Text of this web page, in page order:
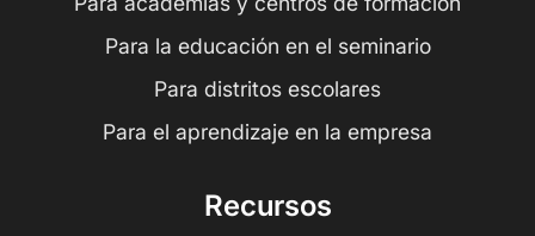
Para la educación en el seminario
Para distritos escolares
Para el aprendizaje en la empresa
Recursos